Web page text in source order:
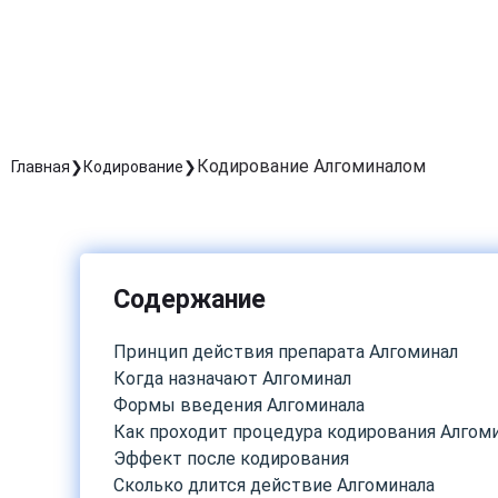
Главная Кодирование Кодирование Алгоминалом
Содержание
Принцип действия препарата Алгоминал
Когда назначают Алгоминал
Формы введения Алгоминала
Как проходит процедура кодирования
Эффект после кодирования
Сколько длится действие Алгоминала